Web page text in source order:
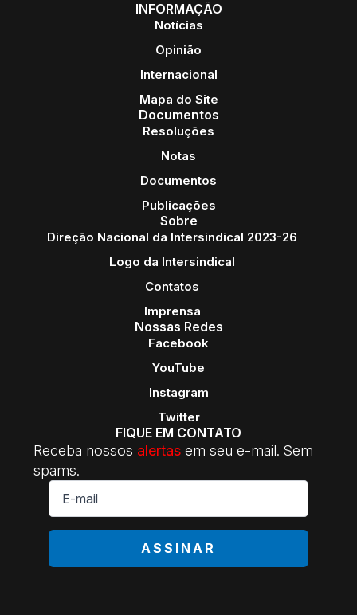
INFORMAÇÃO
Notícias
Opinião
Internacional
Mapa do Site
Documentos
Resoluções
Notas
Documentos
Publicações
Sobre
Direção Nacional da Intersindical 2023-26
Logo da Intersindical
Contatos
Imprensa
Nossas Redes
Facebook
YouTube
Instagram
Twitter
FIQUE EM CONTATO
Receba nossos alertas em seu e-mail. Sem
spams.
E-
mail
*
ASSINAR